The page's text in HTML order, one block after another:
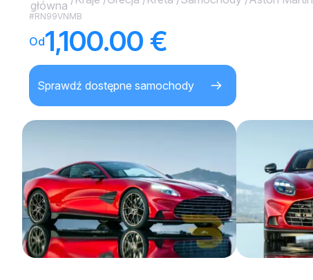
główna
#RN99VNMB
Od1,100.00 €
Sprawdź dostępne samochody